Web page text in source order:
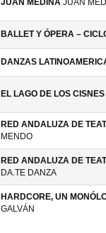
JUAN MEDINA JUAN
BALLET Y ÓPERA –
DANZAS
EL LAGO DE LOS
RED ANDALUZA DE
MENDO
RED ANDALUZA DE
DA.TE DANZA
HARDCORE, UN
GALVÁN